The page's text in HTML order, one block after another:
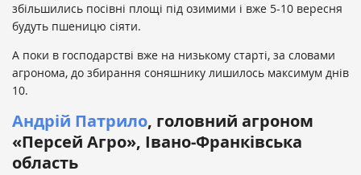
збільшились посівні площі під озимими і вже 5-10 вересня
будуть пшеницю сіяти.
А поки в господарстві вже на низькому старті, за словами
агронома, до збирання соняшнику лишилось максимум днів
10.
Андрій Патрило, головний агроном
«Персей Агро», Івано-Франківська
область